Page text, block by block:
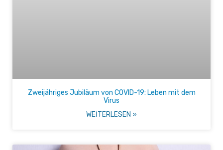
Zweijähriges Jubiläum von COVID-19: Leben mit dem
Virus
WEITERLESEN »